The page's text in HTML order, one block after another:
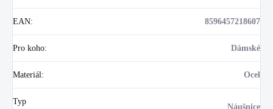
EAN: 8596457218607
Pro koho: Dámské
Materiál : Ocel
Typ
Náušnice